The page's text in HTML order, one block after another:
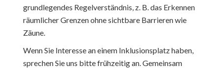
grundlegendes Regelverständnis, z. B. das Erkennen
räumlicher Grenzen ohne sichtbare Barrieren wie
Zäune.
Wenn Sie Interesse an einem Inklusionsplatz haben,
sprechen Sie uns bitte frühzeitig an. Gemeinsam